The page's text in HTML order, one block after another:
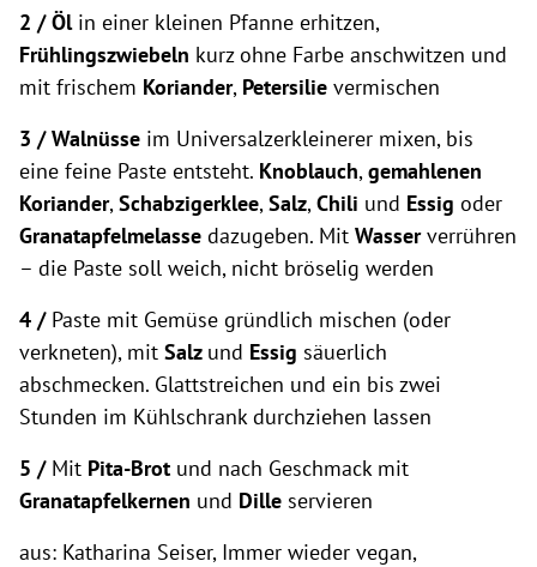
2 / Öl in einer kleinen Pfanne erhitzen,
Frühlingszwiebeln kurz ohne Farbe anschwitzen und
mit frischem Koriander, Petersilie vermischen
3 / Walnüsse im Universalzerkleinerer mixen, bis
eine feine Paste entsteht. Knoblauch,gemahlenen
Koriander,Schabzigerklee,Salz,Chili und Essig oder
Granatapfelmelasse dazugeben. Mit Wasserverrühren
– die Paste soll weich, nicht bröselig werden
4 / Paste mit Gemüse gründlich mischen (oder
verkneten), mit Salz und Essig säuerlich
abschmecken. Glattstreichen und ein bis zwei
Stunden im Kühlschrank durchziehen lassen
5 / Mit Pita-Brot und nach Geschmack mit
Granatapfelkernen und Dille servieren
aus: Katharina Seiser, Immer wieder vegan,